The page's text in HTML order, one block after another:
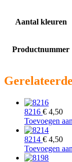
Aantal kleuren
Productnummer
8216 € 4,50
Toevoegen
8214 € 4,50
Toevoegen